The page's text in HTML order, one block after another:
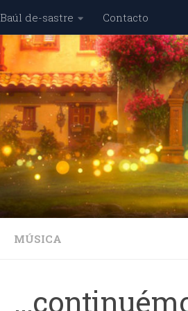
Baúl de-sastre Contacto
MÚSICA